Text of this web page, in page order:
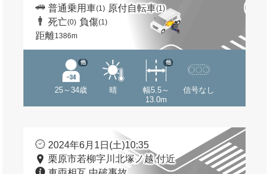
普通乗用車(1) 原付自転車(1)
死亡(0) 負傷(1)
距離1386m
25～34歳
他
晴
幅5.5～
13.0m
他
信号なし
2024年6月1日(土)10:35
栗原市若柳字川北塚ノ越 付近